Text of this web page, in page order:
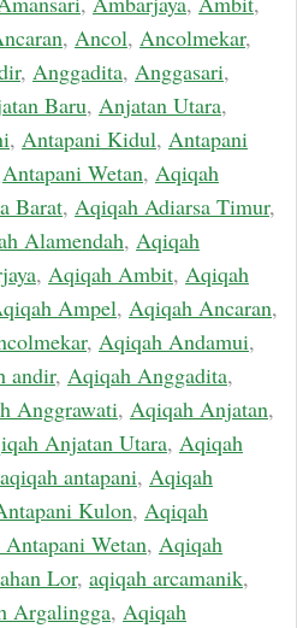
, Ancol, Ancolmekar,
, Anggadita, Anggasari,
Baru, Anjatan Utara,
, Antapani Kidul, Antapani
Antapani Wetan, Aqiqah
Barat, Aqiqah Adiarsa Timur,
Alamendah, Aqiqah
, Aqiqah Ambit, Aqiqah
Ampel, Aqiqah Ancaran,
, Aqiqah Andamui,
andir, Aqiqah Anggadita,
Anggrawati, Aqiqah Anjatan,
Anjatan Utara, Aqiqah
aqiqah antapani, Aqiqah
Kulon, Aqiqah
Wetan, Aqiqah
Lor, aqiqah arcamanik,
Argalingga, Aqiqah